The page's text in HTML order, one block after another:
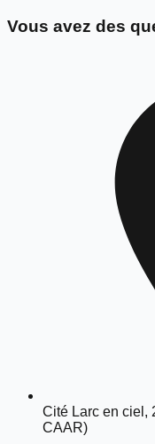
Vous avez des
Cité Larc en ciel,
CAAR)